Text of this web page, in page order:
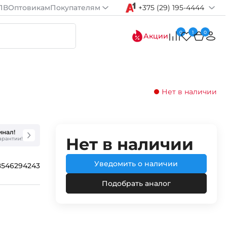
ОптовикамПокупателям +375 (29) 195-4444
Акции 0 1 0
Нет в наличии
Нет в наличии
Уведомить о наличии
Подобрать аналог